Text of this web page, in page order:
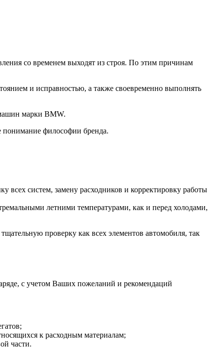
со временем выходят из строя. По этим причинам
и исправностью, а также своевременно выполнять
марки BMW.
понимание философии бренда.
всех систем, замену расходников и корректировку работы
летними температурами, как и перед холодами,
проверку как всех элементов автомобиля, так
с учетом Ваших пожеланий и рекомендаций
к расходным материалам;
части.